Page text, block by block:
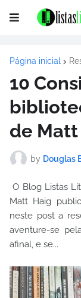
Página inicial
10
de Matt
by Douglas
O Blog Listas
Matt Haig
neste post a
aventure-se
afinal, e se...